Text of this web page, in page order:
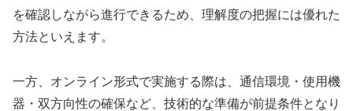
を確認しながら進行できるため、理解度の把握には優れた
方法といえます。
一方、オンライン形式で実施する際は、通信環境・使用機
器・双方向性の確保など、技術的な準備が前提条件となり